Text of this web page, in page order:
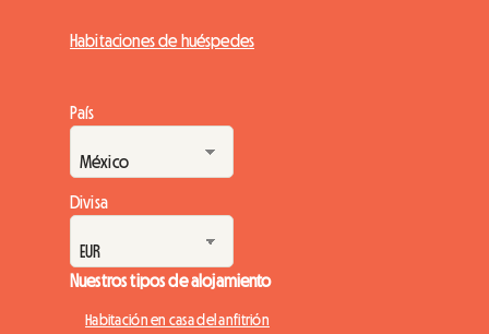
Habitaciones de huéspedes
País
Divisa
Nuestros tipos de alojamiento
Habitación en casa del anfitrión